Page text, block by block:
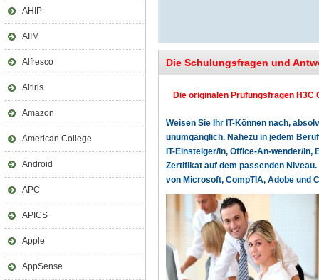
AHIP
AIIM
Alfresco
Altiris
Amazon
American College
Android
APC
APICS
Apple
AppSense
Die Schulungsfragen und
Die originalen Prüfungsfragen
Weisen Sie Ihr IT-Können nach,
unumgänglich. Nahezu in jedem
IT-Einsteiger/in, Office-An-wender/
Zertifikat auf dem passenden
von Microsoft, CompTIA, Adobe und